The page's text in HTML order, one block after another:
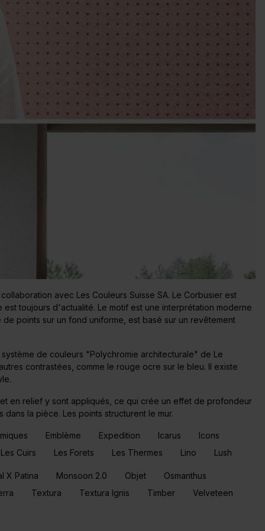
avec Les Couleurs Suisse SA. Le Corbusier est
toujours d'actualité. Le motif est une interprétation moderne
points sur un fond uniforme, est basé sur un revêtement
de couleurs "Polychromie architecturale" de Le
contrastées, comme le rouge ocre sur le bleu. Il existe
en relief y sont appliqués, ce qui crée un effet de profondeur
la pièce. Les points structurent le mur.
Emblème Expedition Icarus
Icons
Les Cuirs
Les Forets Les Thermes Lino Lush
X Patina Monsoon 2.0 Objet
Osmanthus
Textura Textura Ignis Timber Velveteen